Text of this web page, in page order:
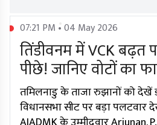
07:21 PM • 04 May 2026
तिंडीवनम में VCK बढ़त
पीछे! जानिए वोटों का
तमिलनाडु के ताजा रुझानों को देखें
विधानसभा सीट पर बड़ा पलटवार